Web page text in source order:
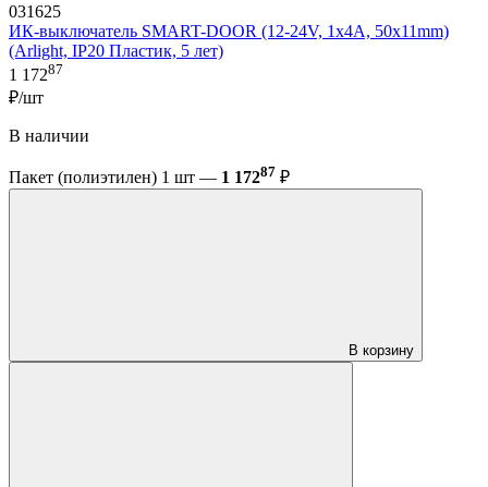
031625
ИК-выключатель SMART-DOOR (12-24V, 1х4А, 50x11mm)
(Arlight, IP20 Пластик, 5 лет)
1 17287
₽/шт
В наличии
Пакет (полиэтилен) 1 шт — 1 17287 ₽
В корзину